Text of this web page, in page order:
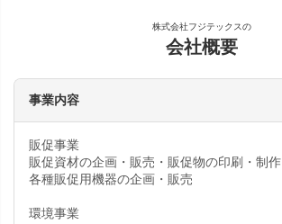
株式会社フジテックスの
会社概要
事業内容
販促事業
販促資材の企画・販売・販促物の印刷・制作
各種販促用機器の企画・販売
環境事業